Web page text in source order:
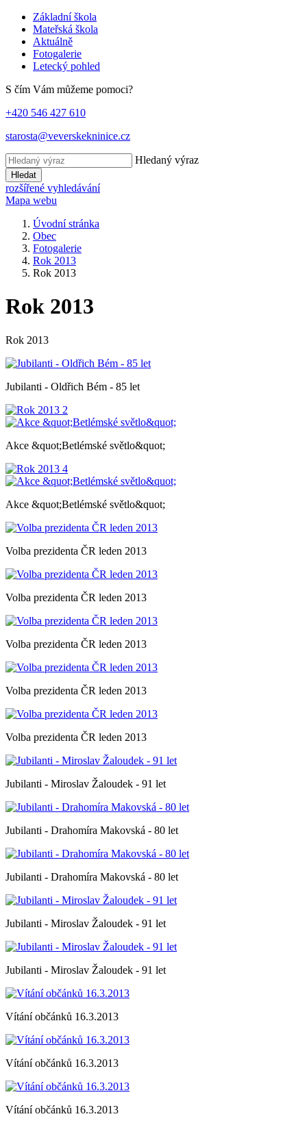
Základní škola
Mateřská škola
Aktuálně
Fotogalerie
Letecký pohled
S čím Vám můžeme pomoci?
+420 546 427 610
starosta@veverskekninice.cz
Hledaný výraz
Hledat
rozšířené vyhledávání
Mapa webu
Úvodní stránka
Obec
Fotogalerie
Rok 2013
Rok 2013
Rok 2013
Rok 2013
Jubilanti - Oldřich Bém - 85 let
Akce &quot;Betlémské světlo&quot;
Akce &quot;Betlémské světlo&quot;
Volba prezidenta ČR leden 2013
Volba prezidenta ČR leden 2013
Volba prezidenta ČR leden 2013
Volba prezidenta ČR leden 2013
Volba prezidenta ČR leden 2013
Jubilanti - Miroslav Žaloudek - 91 let
Jubilanti - Drahomíra Makovská - 80 let
Jubilanti - Drahomíra Makovská - 80 let
Jubilanti - Miroslav Žaloudek - 91 let
Jubilanti - Miroslav Žaloudek - 91 let
Vítání občánků 16.3.2013
Vítání občánků 16.3.2013
Vítání občánků 16.3.2013